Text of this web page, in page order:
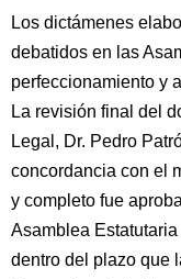
Los dictámenes
debatidos en las
perfeccionamiento y
La revisión final del
Legal, Dr. Pedro
concordancia con el
y completo fue
Asamblea
dentro del plazo que